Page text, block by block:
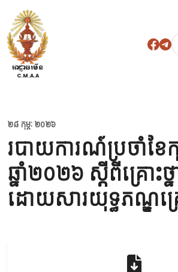
អាជ្ញាធរមីន
C.M.A.A
២៨ កុម្ភៈ ២០២៦
របាយការណ៍ប្រចាំខែកុ
ឆ្នាំ២០២៦ ស្តីពីគ្រោះថ្
ដោយសារយុទ្ធភណ្ឌគ្រ